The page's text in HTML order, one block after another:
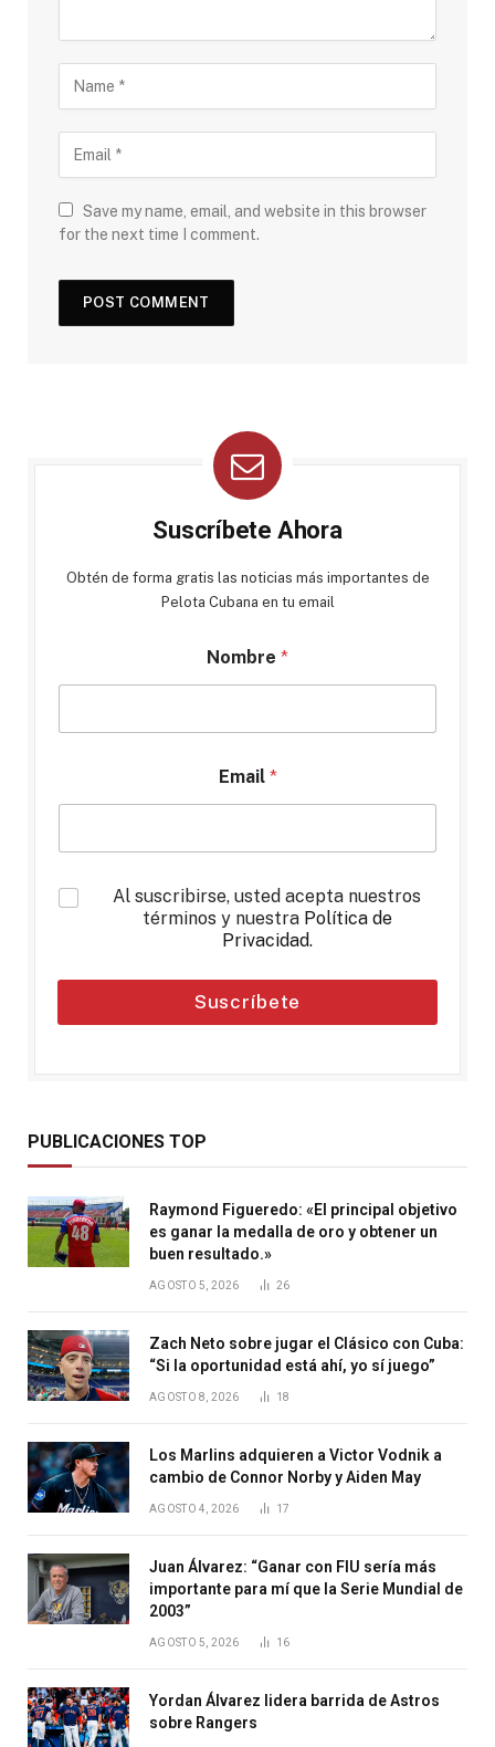
Save my name, email, and website in this browser
for the next time I comment.
Suscríbete Ahora
Obtén de forma gratis las noticias más importantes de
Pelota Cubana en tu email
Nombre *
Email *
*
Al suscribirse, usted acepta nuestros
términos y nuestra Política de
Privacidad.
Suscríbete
PUBLICACIONES TOP
Raymond Figueredo: «El principal objetivo
es ganar la medalla de oro y obtener un
buen resultado.»
AGOSTO 5, 2026 26
Zach Neto sobre jugar el Clásico con Cuba:
“Si la oportunidad está ahí, yo sí juego”
AGOSTO 8, 2026 18
Los Marlins adquieren a Victor Vodnik a
cambio de Connor Norby y Aiden May
AGOSTO 4, 2026 17
Juan Álvarez: “Ganar con FIU sería más
importante para mí que la Serie Mundial de
2003”
AGOSTO 5, 2026 16
Yordan Álvarez lidera barrida de Astros
sobre Rangers